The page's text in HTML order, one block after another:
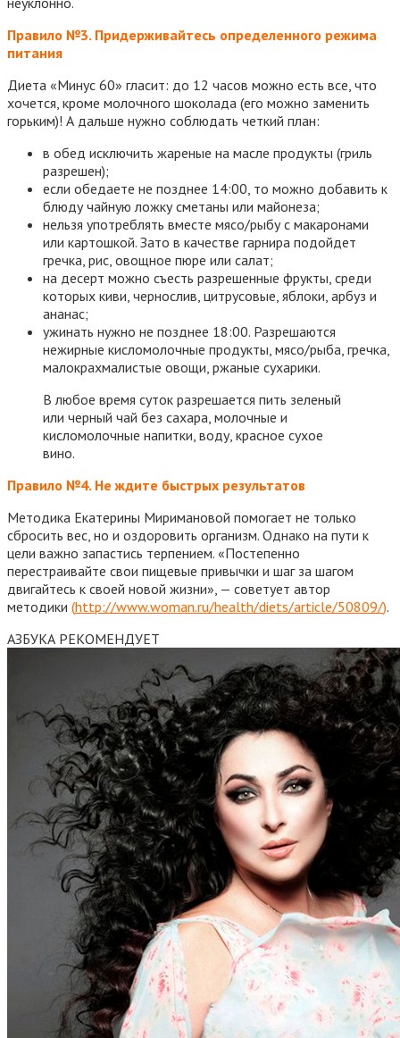
Правило №3. Придерживайтесь определенного режима
питания
Диета «Минус 60» гласит: до 12 часов можно есть все, что
хочется, кроме молочного шоколада (его можно заменить
горьким)! А дальше нужно соблюдать четкий план:
в обед исключить жареные на масле продукты (гриль
разрешен);
если обедаете не позднее 14:00, то можно добавить к
блюду чайную ложку сметаны или майонеза;
нельзя употреблять вместе мясо/рыбу с макаронами
или картошкой. Зато в качестве гарнира подойдет
гречка, рис, овощное пюре или салат;
на десерт можно съесть разрешенные фрукты, среди
которых киви, чернослив, цитрусовые, яблоки, арбуз и
ананас;
ужинать нужно не позднее 18:00. Разрешаются
нежирные кисломолочные продукты, мясо/рыба, гречка,
малокрахмалистые овощи, ржаные сухарики.
В любое время суток разрешается пить зеленый
или черный чай без сахара, молочные и
кисломолочные напитки, воду, красное сухое
вино.
Правило №4. Не ждите быстрых результатов
Методика Екатерины Миримановой помогает не только
сбросить вес, но и оздоровить организм. Однако на пути к
цели важно запастись терпением. «Постепенно
перестраивайте свои пищевые привычки и шаг за шагом
двигайтесь к своей новой жизни», — советует автор
методики (http://www.woman.ru/health/diets/article/50809/).
АЗБУКА РЕКОМЕНДУЕТ